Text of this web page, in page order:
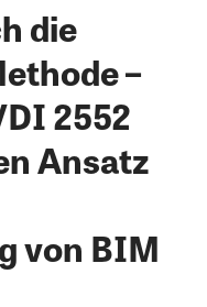
die
–
2552
Ansatz
von BIM